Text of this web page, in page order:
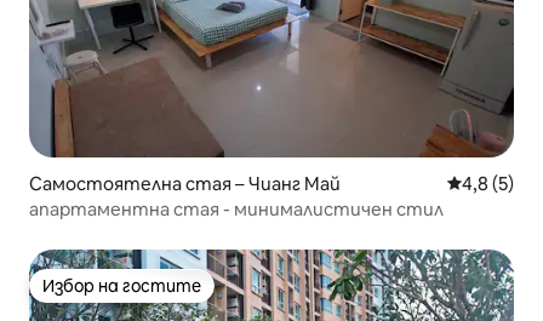
Самостоятелна стая – Чианг Май Средна
4,8 (5)
апартаментна стая - минималистичен стил
Избор на гостите
Избор на гостите